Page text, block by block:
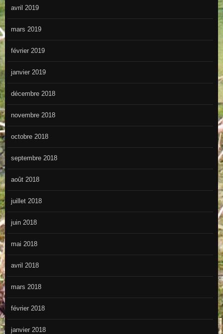
avril 2019
mars 2019
février 2019
janvier 2019
décembre 2018
novembre 2018
octobre 2018
septembre 2018
août 2018
juillet 2018
juin 2018
mai 2018
avril 2018
mars 2018
février 2018
janvier 2018